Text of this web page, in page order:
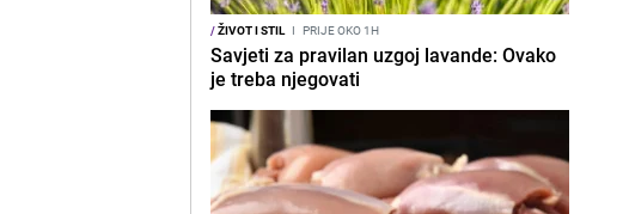
/ŽIVOT I STIL I PRIJE OKO 1H
Savjeti za pravilan uzgoj lavande: Ovako
je treba njegovati